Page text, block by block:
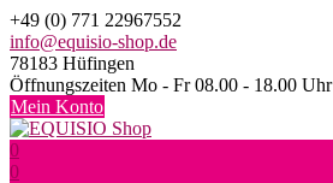
Skip
to
content
+49 (0) 771 22967552
info@equisio-shop.de
78183 Hüfingen
Öffnungszeiten Mo - Fr 08.00 - 18.00 Uhr
Mein Konto
0
0